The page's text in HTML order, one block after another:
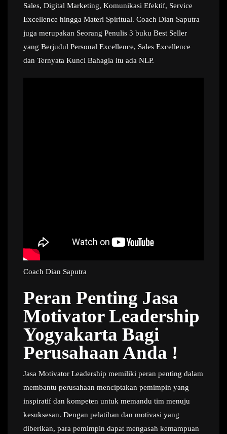
Sales, Digital Marketing, Komunikasi Efektif, Service
Excellence hingga Materi Spiritual. Coach Dian Saputra
juga merupakan Seorang Penulis 3 buku Best Seller
yang Berjudul Personal Excellence, Sales Excellence
dan Ternyata Kunci Bahagia itu ada NLP.
Coach Dian Saputra
Peran Penting Jasa
Motivator Leadership
Yogyakarta Bagi
Perusahaan Anda !
Jasa Motivator Leadership memiliki peran penting dalam
membantu perusahaan menciptakan pemimpin yang
inspiratif dan kompeten untuk memandu tim menuju
kesuksesan. Dengan pelatihan dan motivasi yang
diberikan, para pemimpin dapat mengasah kemampuan